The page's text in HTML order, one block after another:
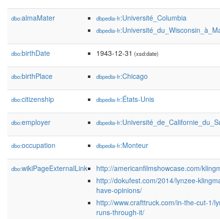
dbo:almaMater dbpedia-fr:Université_Columbia
dbpedia-fr
dbo:birthDate 1943-12-31 (xsd:date)
dbo:birthPlace dbpedia-fr:Chicago
dbo:citizenship dbpedia-fr:États-Unis
dbo:employer dbpedia-fr
dbo:occupation dbpedia-fr:Monteur
dbo:wikiPageExternalLink
http://americanfilmshowcase.com/
http://dokufest.com/2014/lynzee-
have-opinions/
http://www.crafttruck.com/in-the-cut-1/
runs-through-it/